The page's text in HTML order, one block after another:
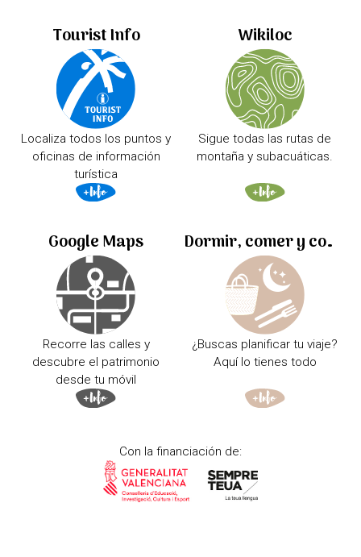
Tourist Info
Localiza todos los puntos y
oficinas de información
turística
Wikiloc
Sigue todas las rutas de
montaña y subacuáticas.
Google Maps
Recorre las calles y
descubre el patrimonio
desde tu móvil
Dormir, comer y comprar
¿Buscas planificar tu viaje?
Aquí lo tienes todo
Con la financiación de: